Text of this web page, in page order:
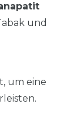
und
um eine